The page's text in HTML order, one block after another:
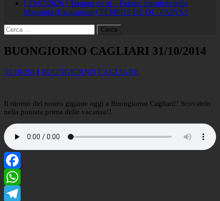
[ 23/07/2026 ] Tempus de oi – Fainas: Jonathan della
Marianna (Escalaplano) TEMPUS DE OI - FAINAS
Ricerca
per:
BUONGIORNO CAGLIARI 31/10/2014
31/10/2014 BUONGIORNO CAGLIARI!
Il ritorno del nostro gigante oggi a Buongiorno Cagliari!! Scovatelo
nella puntata prima delle vacanze!!
Facebook
WhatsApp